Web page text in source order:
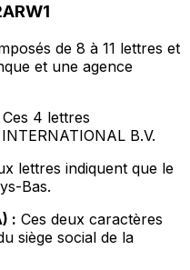
de 8 à 11 lettres et
et une agence
Ces 4 lettres
B.V.
lettres indiquent que le
Bas.
: Ces deux caractères
siège social de la